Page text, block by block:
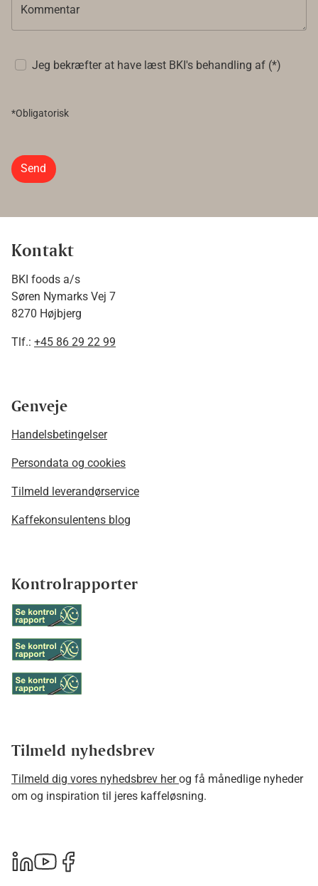
Kommentar
Jeg bekræfter at have læst BKI's behandling af (*)
*Obligatorisk
Send
Kontakt
BKI foods a/s
Søren Nymarks Vej 7
8270 Højbjerg
Tlf.: +45 86 29 22 99
Genveje
Handelsbetingelser
Persondata og cookies
Tilmeld leverandørservice
Kaffekonsulentens blog
Kontrolrapporter
Tilmeld nyhedsbrev
Tilmeld dig vores nyhedsbrev herog få månedlige nyheder
om og inspiration til jeres kaffeløsning.